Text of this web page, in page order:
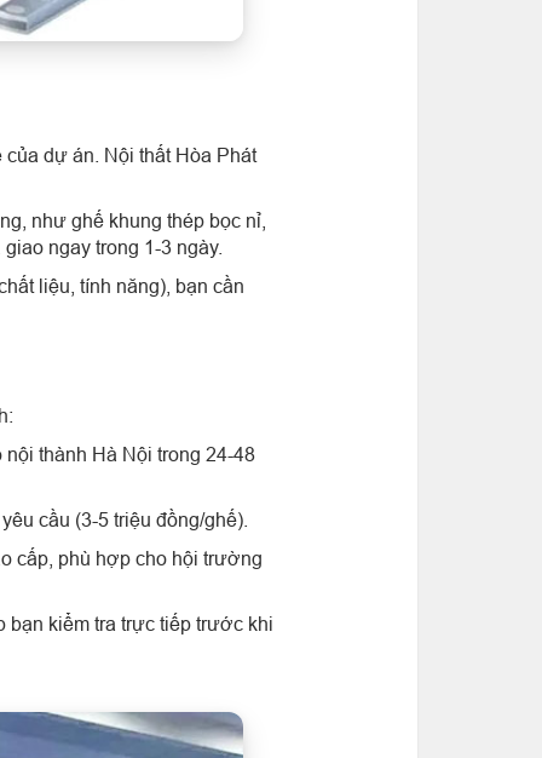
dự án. Nội thất Hòa Phát
như ghế khung thép bọc nỉ,
ngay trong 1-3 ngày.
liệu, tính năng), bạn cần
thành Hà Nội trong 24-48
cầu (3-5 triệu đồng/ghế).
cấp, phù hợp cho hội trường
bạn kiểm tra trực tiếp trước khi